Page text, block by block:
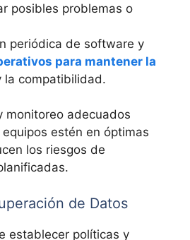
posibles problemas o
periódica de software y
para mantener la
la compatibilidad.
monitoreo adecuados
estén en óptimas
los riesgos de
de Datos
establecer políticas y